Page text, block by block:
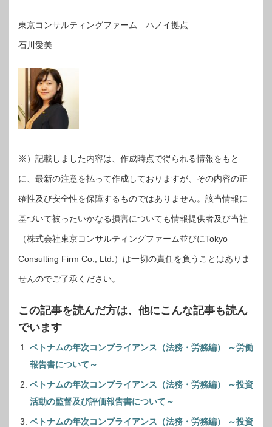
東京コンサルティングファーム ハノイ拠点
石川愛美
※）記載しました内容は、作成時点で得られる情報をもと
に、最新の注意を払って作成しておりますが、その内容の正
確性及び安全性を保障するものではありません。該当情報に
基づいて被ったいかなる損害についても情報提供者及び当社
（株式会社東京コンサルティングファーム並びにTokyo
Consulting Firm Co., Ltd.）は一切の責任を負うことはありま
せんのでご了承ください。
この記事を読んだ方は、他にこんな記事も読ん
でいます
ベトナムの年次コンプライアンス（法務・労務編） ～労働
報告書について～
ベトナムの年次コンプライアンス（法務・労務編） ～投資
活動の監督及び評価報告書について～
ベトナムの年次コンプライアンス（法務・労務編） ～投資